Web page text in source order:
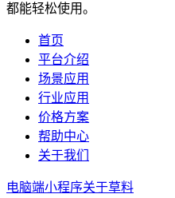
都能轻松使用。
首页
平台介绍
场景应用
行业应用
价格方案
帮助中心
关于我们
电脑端小程序关于草料